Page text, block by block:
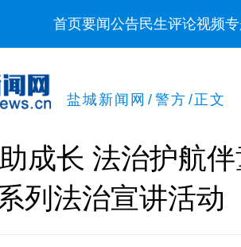
首页要闻公告民生评论视频
盐城新闻网 / 警方 /正文
成长 法治护航
列法治宣讲活动